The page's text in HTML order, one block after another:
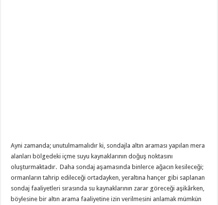
Ayni zamanda; unutulmamalıdır ki, sondajla altın araması yapılan mera
alanları bölgedeki içme suyu kaynaklarının doğuş noktasını
oluşturmaktadır. Daha sondaj aşamasında binlerce ağacın kesileceği;
ormanların tahrip edileceği ortadayken, yeraltına hançer gibi saplanan
sondaj faaliyetleri sırasında su kaynaklarının zarar göreceği aşikârken,
böylesine bir altın arama faaliyetine izin verilmesini anlamak mümkün